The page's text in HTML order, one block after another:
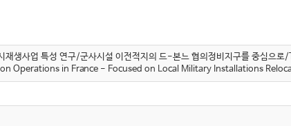
재생사업 특성 연구/군사시설 이전적지의 드-본느 협의정비지구를 중심
Operations in France - Focused on Local Military Installations